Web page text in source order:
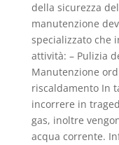
della sicurezza
manutenzione
specializzato che
attività: – Pulizia
Manutenzione
riscaldamento In
incorrere in
gas, inoltre
acqua corrente.